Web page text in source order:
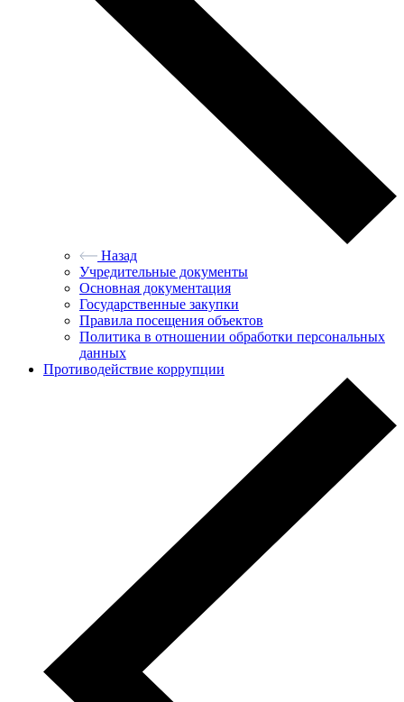
Назад
Учредительные документы
Основная документация
Государственные закупки
Правила посещения объектов
Политика в отношении обработки персональных
данных
Противодействие коррупции